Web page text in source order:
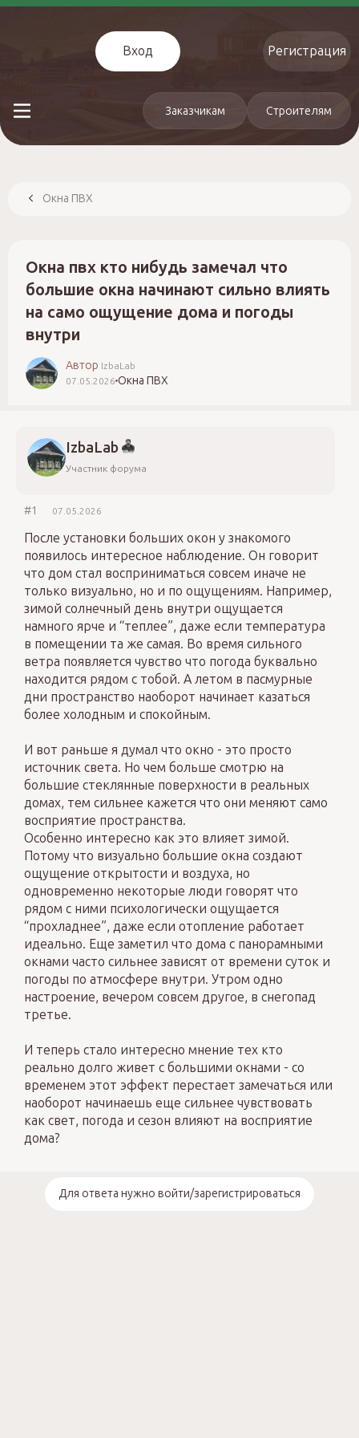
Вход Регистрация
Заказчикам Строителям
Окна ПВХ
Окна пвх кто нибудь замечал что
большие окна начинают сильно влиять
на само ощущение дома и погоды
внутри
Автор IzbaLab
07.05.2026 Окна ПВХ
IzbaLab
Участник форума
#1 07.05.2026
После установки больших окон у знакомого
появилось интересное наблюдение. Он говорит
что дом стал восприниматься совсем иначе не
только визуально, но и по ощущениям. Например,
зимой солнечный день внутри ощущается
намного ярче и “теплее”, даже если температура
в помещении та же самая. Во время сильного
ветра появляется чувство что погода буквально
находится рядом с тобой. А летом в пасмурные
дни пространство наоборот начинает казаться
более холодным и спокойным.
И вот раньше я думал что окно - это просто
источник света. Но чем больше смотрю на
большие стеклянные поверхности в реальных
домах, тем сильнее кажется что они меняют само
восприятие пространства.
Особенно интересно как это влияет зимой.
Потому что визуально большие окна создают
ощущение открытости и воздуха, но
одновременно некоторые люди говорят что
рядом с ними психологически ощущается
“прохладнее”, даже если отопление работает
идеально. Еще заметил что дома с панорамными
окнами часто сильнее зависят от времени суток и
погоды по атмосфере внутри. Утром одно
настроение, вечером совсем другое, в снегопад
третье.
И теперь стало интересно мнение тех кто
реально долго живет с большими окнами - со
временем этот эффект перестает замечаться или
наоборот начинаешь еще сильнее чувствовать
как свет, погода и сезон влияют на восприятие
дома?
Для ответа нужно войти/зарегистрироваться